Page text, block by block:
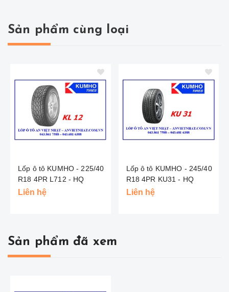
Sản phẩm cùng loại
Lốp ô tô KUMHO - 225/40
R18 4PR L712 - HQ
Liên hệ
Lốp ô tô KUMHO - 245/40
R18 4PR KU31 - HQ
Liên hệ
Sản phẩm đã xem